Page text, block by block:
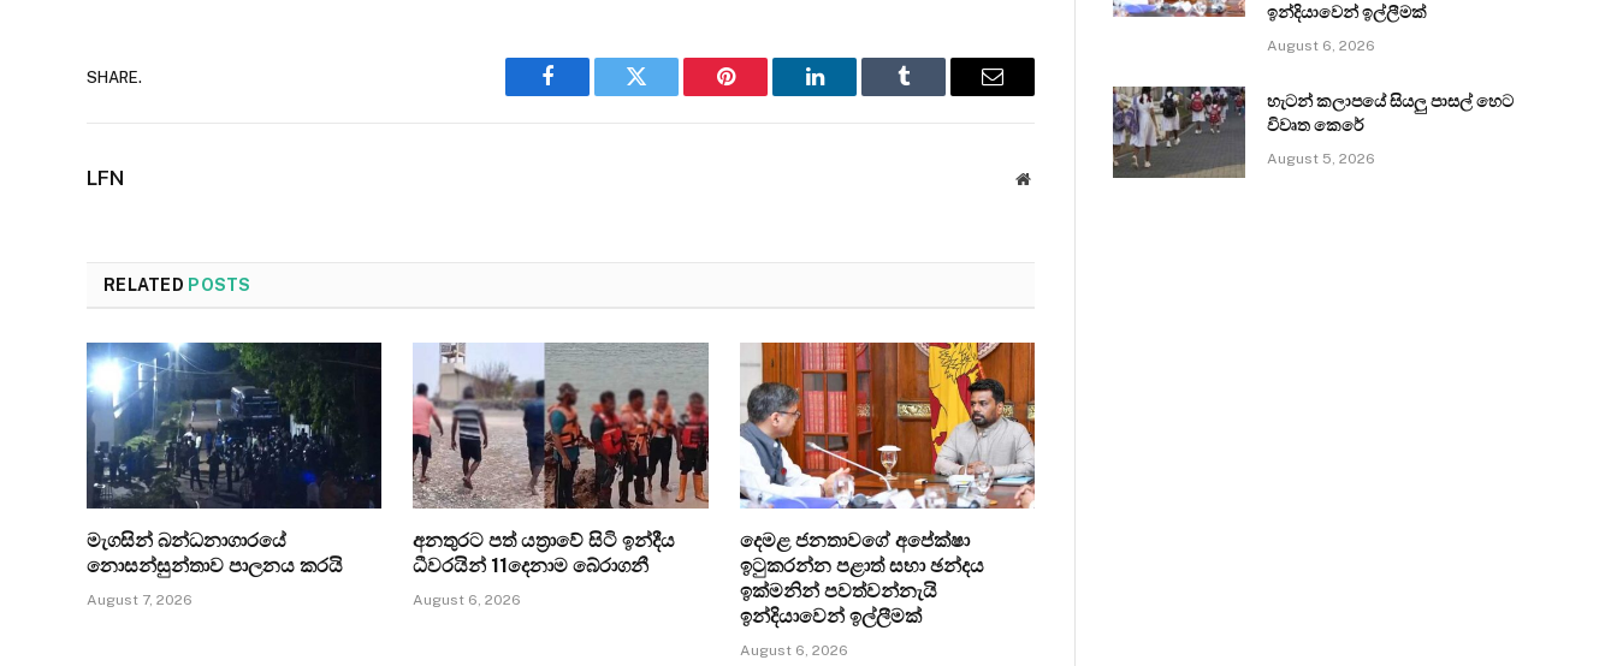
SHARE.
Facebook Twitter Pinterest LinkedIn Tumblr Email
LFN Website
RELATED POSTS
මැගසින් බන්ධනාගාරයේ
නොසන්සුන්තාව පාලනය කරයි
August 7, 2026
අනතුරට පත් යත්‍රාවේ සිටි ඉන්දීය
ධීවරයින් 11දෙනාම බේරාගනී
August 6, 2026
දෙමළ ජනතාවගේ අපේක්ෂා
ඉටුකරන්න පළාත් සභා ඡන්දය
ඉක්මනින් පවත්වන්නැයි
ඉන්දියාවෙන් ඉල්ලීමක්
August 6, 2026
ඉන්දියාවෙන් ඉල්ලීමක්
August 6, 2026
හැටන් කලාපයේ සියලු පාසල් හෙට
විවෘත කෙරේ
August 5, 2026